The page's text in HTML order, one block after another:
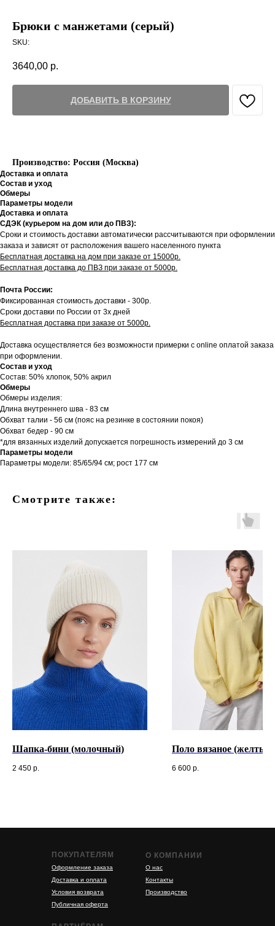
Брюки с манжетами (серый)
SKU:
3640,00 р.
ДОБАВИТЬ В КОРЗИНУ
Производство: Россия (Москва)
Доставка и оплата
Состав и уход
Обмеры
Параметры модели
Доставка и оплата
СДЭК (курьером на дом или до ПВЗ):
Сроки и стоимость доставки автоматически рассчитываются при оформлении
заказа и зависят от расположения вашего населенного пункта
Бесплатная доставка на дом при заказе от 15000р.
Бесплатная доставка до ПВЗ при заказе от 5000р.
Почта России:
Фиксированная стоимость доставки - 300р.
Сроки доставки по России от 3х дней
Бесплатная доставка при заказе от 5000р.
Доставка осуществляется без возможности примерки с online оплатой заказа
при оформлении.
Состав и уход
Состав: 50% хлопок, 50% акрил
Обмеры
Обмеры изделия:
Длина внутреннего шва - 83 см
Обхват талии - 56 см (пояс на резинке в состоянии покоя)
Обхват бедер - 90 см
*для вязанных изделий допускается погрешность измерений до 3 см
Параметры модели
Параметры модели: 85/65/94 см; рост 177 см
Смотрите также:
Шапка-бини (молочный)
2 450 р.
Поло вязаное (желтый)
6 600 р.
О КОМПАНИИ
О нас
Контакты
Производство
ПОКУПАТЕЛЯМ
Оформление заказа
Доставка и оплата
Условия возврата
Публичная оферта